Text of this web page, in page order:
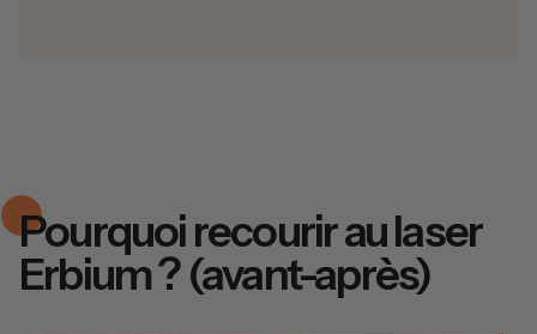
Pourquoi recourir au laser
Erbium ? (avant-après)